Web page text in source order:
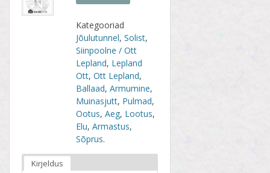
Kategooriad
Jõulutunnel,Solist,
Siinpoolne / Ott
Lepland, Lepland
Ott,Ott Lepland,
Ballaad,Armumine,
Muinasjutt, Pulmad,
Ootus,Aeg, Lootus,
Elu,Armastus,
Sõprus.
Kirjeldus